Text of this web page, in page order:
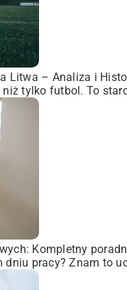
Litwa – Analiza i
tylko futbol. To
Kompletny
dniu pracy? Znam to